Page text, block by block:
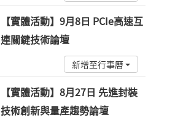
【實體活動】9月8日 PCIe高速互
連關鍵技術論壇
新增至行事曆
【實體活動】8月27日 先進封裝
技術創新與量產趨勢論壇